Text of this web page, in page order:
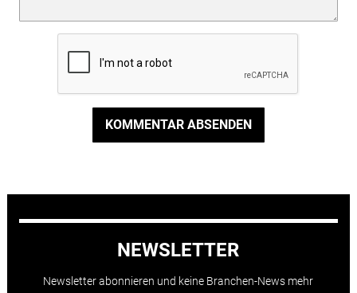
KOMMENTAR ABSENDEN
NEWSLETTER
Newsletter abonnieren und keine Branchen-News mehr